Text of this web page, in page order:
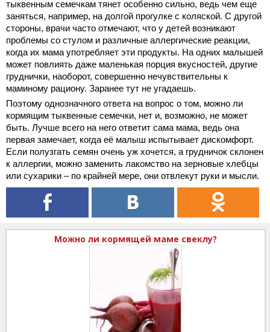
тыквенным семечкам тянет особенно сильно, ведь чем еще
заняться, например, на долгой прогулке с коляской. С другой
стороны, врачи часто отмечают, что у детей возникают
проблемы со стулом и различные аллергические реакции,
когда их мама употребляет эти продукты. На одних малышей
может повлиять даже маленькая порция вкусностей, другие
груднички, наоборот, совершенно нечувствительны к
маминому рациону. Заранее тут не угадаешь.
Поэтому однозначного ответа на вопрос о том, можно ли
кормящим тыквенные семечки, нет и, возможно, не может
быть. Лучше всего на него ответит сама мама, ведь она
первая замечает, когда её малыш испытывает дискомфорт.
Если полузгать семян очень уж хочется, а грудничок склонен
к аллергии, можно заменить лакомство на зерновые хлебцы
или сухарики – по крайней мере, они отвлекут руки и мысли.
Можно ли кормящей маме свеклу?